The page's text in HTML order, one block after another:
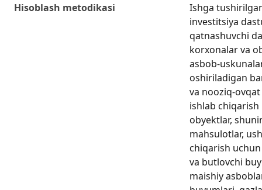
Hisoblash metodikasi
Ishga
investitsiya
qatnashuvchi
korxonalar va
asbob-
oshiriladigan
va nooziq-
ishlab chiqarish
obyektlar,
mahsulotlar,
chiqarish
va butlovchi
maishiy